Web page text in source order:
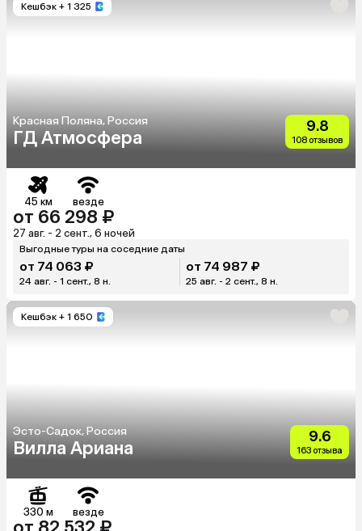
Кешбэк + 1 325
Красная Поляна, Россия
ГД Атмосфера
9.8
108 отзывов
45 км везде
от 66 298 ₽
27 авг. - 2 сент., 6 ночей
Выгодные туры на соседние даты
от 74 063 ₽
24 авг. - 1 сент., 8 н.
от 74 987 ₽
25 авг. - 2 сент., 8 н.
Кешбэк + 1 650
Эсто-Садок, Россия
Вилла Ариана
9.6
163 отзыва
330 м везде